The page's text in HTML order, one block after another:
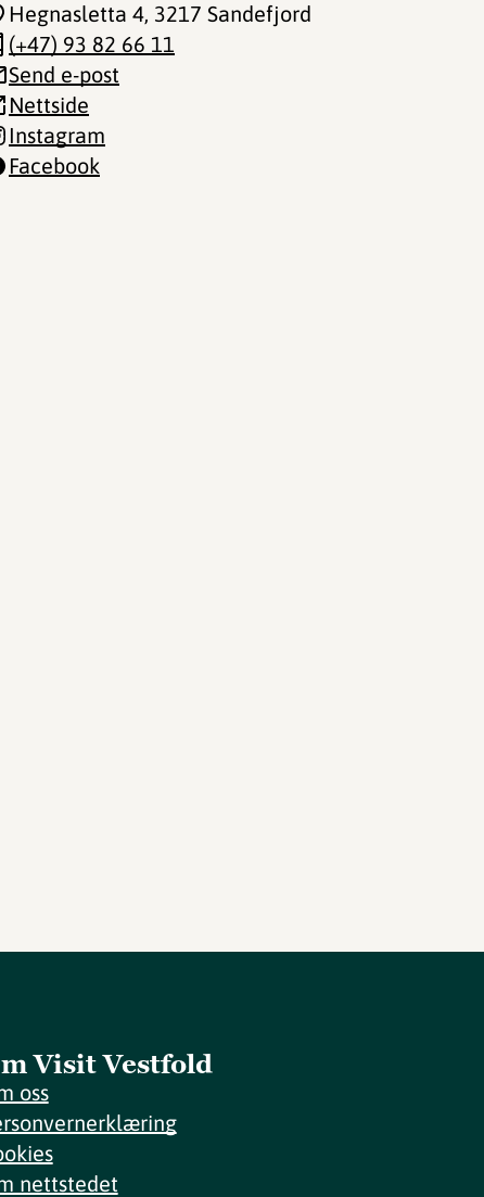
Hegnasletta 4, 3217 Sandefjord
(+47) 93 82 66 11
Send e-post
Nettside
Instagram
Facebook
Visit Vestfold
oss
nettstedet